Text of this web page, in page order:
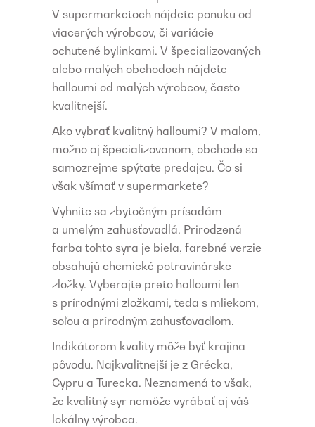
V supermarketoch nájdete ponuku od
viacerých výrobcov, či variácie
ochutené bylinkami. V špecializovaných
alebo malých obchodoch nájdete
halloumi od malých výrobcov, často
kvalitnejší.
Ako vybrať kvalitný halloumi? V malom,
možno aj špecializovanom, obchode sa
samozrejme spýtate predajcu. Čo si
však všímať v supermarkete?
Vyhnite sa zbytočným prísadám
a umelým zahusťovadlá. Prirodzená
farba tohto syra je biela, farebné verzie
obsahujú chemické potravinárske
zložky. Vyberajte preto halloumi len
s prírodnými zložkami, teda s mliekom,
soľou a prírodným zahusťovadlom.
Indikátorom kvality môže byť krajina
pôvodu. Najkvalitnejší je z Grécka,
Cypru a Turecka. Neznamená to však,
že kvalitný syr nemôže vyrábať aj váš
lokálny výrobca.